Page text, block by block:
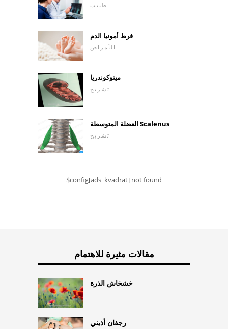
طبيب
فرط أمونيا الدم
الأمراض
ميتوكوندريا
تشريح
العضلة المتوسطة Scalenus
تشريح
$config[ads_kvadrat] not found
مقالات مثيرة للاهتمام
خشخاش الذرة
رجفان أذيني